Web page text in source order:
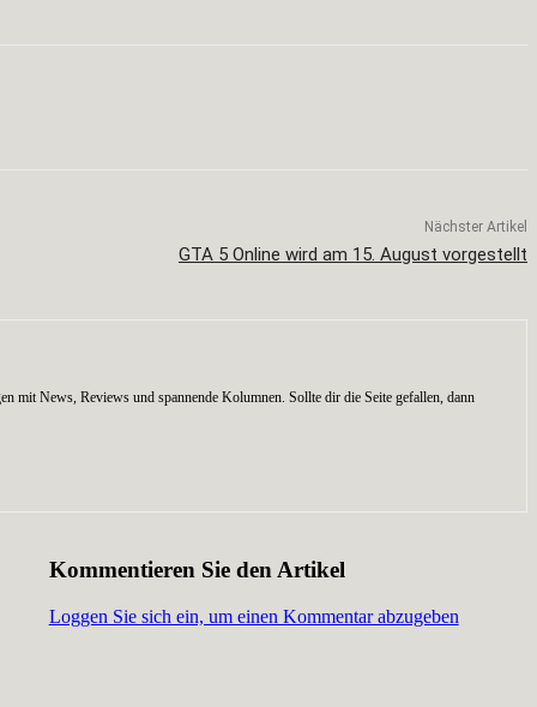
Nächster Artikel
GTA 5 Online wird am 15. August vorgestellt
News, Reviews und spannende Kolumnen. Sollte dir die Seite gefallen, dann
Kommentieren Sie den Artikel
Loggen Sie sich ein, um einen Kommentar abzugeben